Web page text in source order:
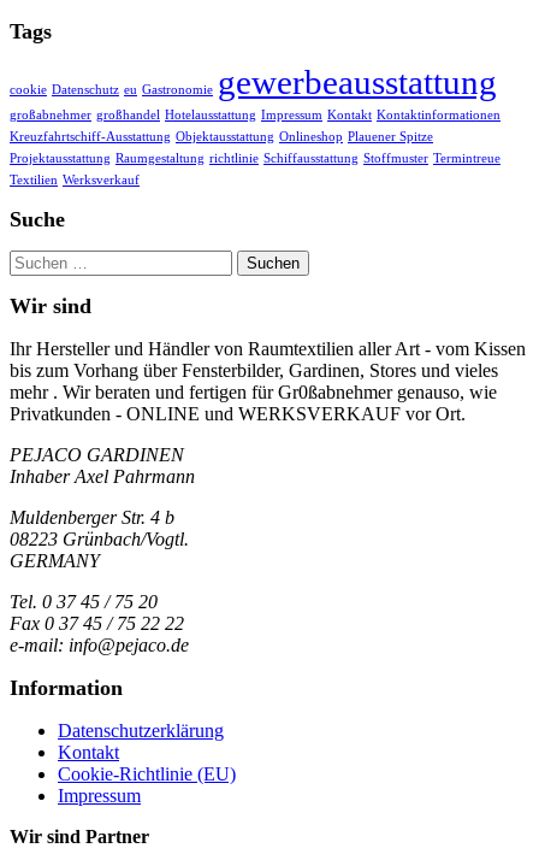
Tags
cookie Datenschutz eu Gastronomie gewerbeausstattung
großabnehmer großhandel Hotelausstattung Impressum Kontakt Kontaktinformationen
Kreuzfahrtschiff-Ausstattung Objektausstattung Onlineshop Plauener Spitze
Projektausstattung Raumgestaltung richtlinie Schiffausstattung Stoffmuster Termintreue
Textilien Werksverkauf
Suche
Suchen
nach:
Wir sind
Ihr Hersteller und Händler von Raumtextilien aller Art - vom Kissen
bis zum Vorhang über Fensterbilder, Gardinen, Stores und vieles
mehr . Wir beraten und fertigen für Gr0ßabnehmer genauso, wie
Privatkunden - ONLINE und WERKSVERKAUF vor Ort.
PEJACO GARDINEN
Inhaber Axel Pahrmann
Muldenberger Str. 4 b
08223 Grünbach/Vogtl.
GERMANY
Tel. 0 37 45 / 75 20
Fax 0 37 45 / 75 22 22
e-mail: info@pejaco.de
Information
Datenschutzerklärung
Kontakt
Cookie-Richtlinie (EU)
Impressum
Wir sind Partner